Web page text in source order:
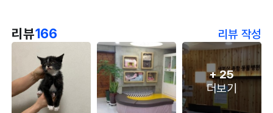
리뷰166 리뷰 작성
+25
더보기